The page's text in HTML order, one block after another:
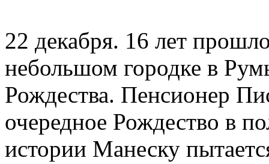
22 декабря. 16 лет
небольшом городке в
Рождества. Пенсионер
очередное Рождество в
истории Манеску